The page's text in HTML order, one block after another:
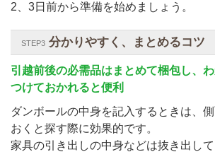
2、3日前から準備を始めましょう。
STEP3 分かりやすく、まとめるコツ
引越前後の必需品はまとめて梱包し、
つけておかれると便利
ダンボールの中身を記入するときは、
おくと探す際に効果的です。
家具の引き出しの中身などは抜き出し